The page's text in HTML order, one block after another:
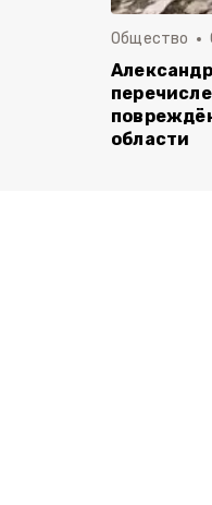
Общество
области